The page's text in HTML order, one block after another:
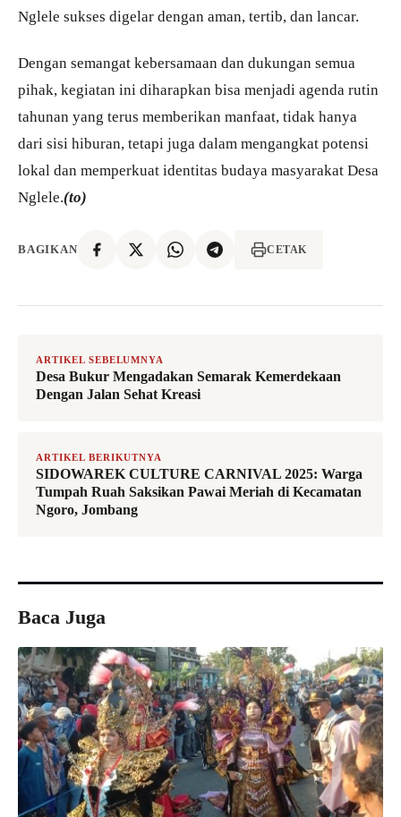
Nglele sukses digelar dengan aman, tertib, dan lancar.
Dengan semangat kebersamaan dan dukungan semua
pihak, kegiatan ini diharapkan bisa menjadi agenda rutin
tahunan yang terus memberikan manfaat, tidak hanya
dari sisi hiburan, tetapi juga dalam mengangkat potensi
lokal dan memperkuat identitas budaya masyarakat Desa
Nglele.(to)
BAGIKAN CETAK
ARTIKEL SEBELUMNYA
Desa Bukur Mengadakan Semarak Kemerdekaan
Dengan Jalan Sehat Kreasi
ARTIKEL BERIKUTNYA
SIDOWAREK CULTURE CARNIVAL 2025: Warga
Tumpah Ruah Saksikan Pawai Meriah di Kecamatan
Ngoro, Jombang
Baca Juga